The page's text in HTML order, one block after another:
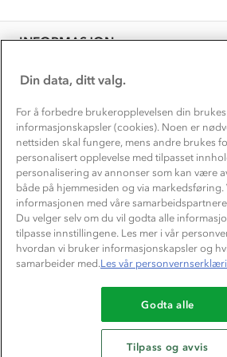
INFORMASJON
Presse
OM OSS
Samarbeide med oss?
TIPS OG RÅD
Store størrelser
Turmat oppskrifter
Beredskap
AKTIVITETER
Overnatte utendørs⛺
Leirskole 🥾
Barnehageansatt
Tips til hyttetur
Du betaler enkelt
Din data, ditt valg.
For å forbedre brukeropplevelsen din
informasjonskapsler (cookies). Noen er
nettsiden skal fungere, mens andre brukes
personalisert opplevelse med tilpasset
personalisering av annonser som kan være
både på hjemmesiden og via markedsføring.
informasjonen med våre
Du velger selv om du vil godta alle
tilpasse innstillingene. Les mer i vår
hvordan vi bruker informasjonskapsler og
samarbeider med.Les vår
Godta alle
Tilpass og avvis